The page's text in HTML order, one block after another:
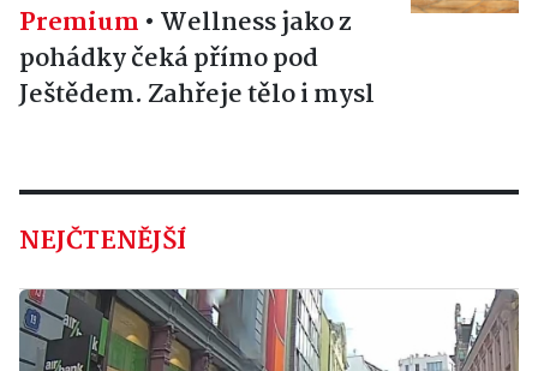
Premium • Wellness jako z
pohádky čeká přímo pod
Ještědem. Zahřeje tělo i mysl
NEJČTENĚJŠÍ